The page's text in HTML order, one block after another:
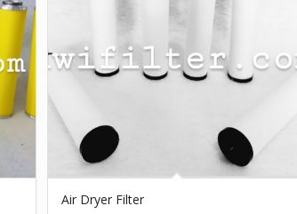
Air Dryer Filter